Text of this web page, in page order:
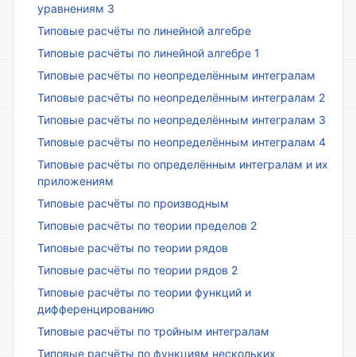
уравнениям 3
Типовые расчёты по линейной алгебре
Типовые расчёты по линейной алгебре 1
Типовые расчёты по неопределённым интегралам
Типовые расчёты по неопределённым интегралам 2
Типовые расчёты по неопределённым интегралам 3
Типовые расчёты по неопределённым интегралам 4
Типовые расчёты по определённым интегралам и их
приложениям
Типовые расчёты по производным
Типовые расчёты по теории пределов 2
Типовые расчёты по теории рядов
Типовые расчёты по теории рядов 2
Типовые расчёты по теории функций и
дифференцированию
Типовые расчёты по тройным интегралам
Типовые расчёты по функциям нескольких